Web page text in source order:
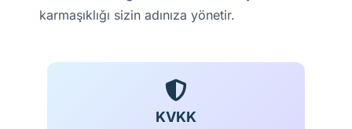
karmaşıklığı sizin adınıza yönetir.
KVKK